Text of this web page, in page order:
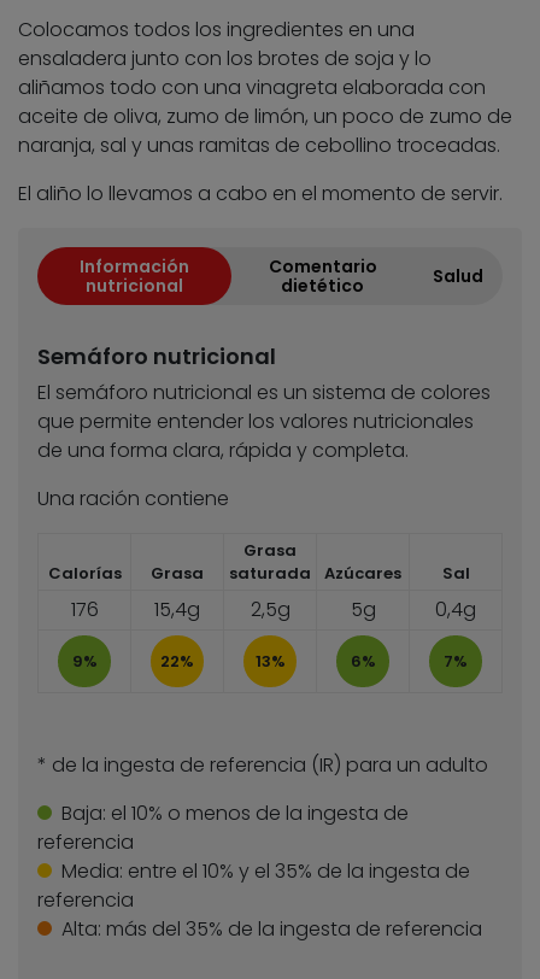
Colocamos todos los ingredientes en una
ensaladera junto con los brotes de soja y lo
aliñamos todo con una vinagreta elaborada con
aceite de oliva, zumo de limón, un poco de zumo de
naranja, sal y unas ramitas de cebollino troceadas.
El aliño lo llevamos a cabo en el momento de servir.
Información
nutricional
Comentario
dietético
Salud
Semáforo nutricional
El semáforo nutricional es un sistema de colores
que permite entender los valores nutricionales
de una forma clara, rápida y completa.
Una ración contiene
Calorías Grasa
Grasa
saturada
Azúcares Sal
176 15,4g 2,5g 5g 0,4g
9% 22% 13% 6% 7%
* de la ingesta de referencia (IR) para un adulto
Baja: el 10% o menos de la ingesta de
referencia
Media: entre el 10% y el 35% de la ingesta de
referencia
Alta: más del 35% de la ingesta de referencia